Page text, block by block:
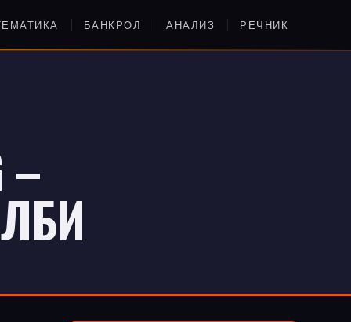
БАНКРОЛ АНАЛИЗ РЕЧНИК
–